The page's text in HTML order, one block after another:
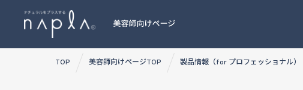
TOP 美容師向けページTOP 製品情報（for プロフェッショナル）